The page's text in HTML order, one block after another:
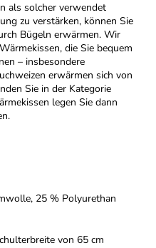
als solcher verwendet
zu verstärken, können Sie
Bügeln erwärmen. Wir
die Sie bequem
– insbesondere
erwärmen sich von
Sie in der Kategorie
legen Sie dann
25 % Polyurethan
von 65 cm